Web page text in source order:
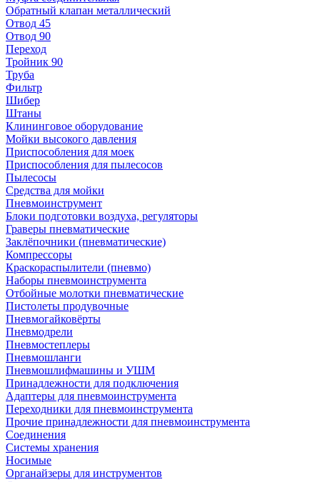
Обратный клапан металлический
Отвод 45
Отвод 90
Переход
Тройник 90
Труба
Фильтр
Шибер
Штаны
Клининговое оборудование
Мойки высокого давления
Приспособления для моек
Приспособления для пылесосов
Пылесосы
Средства для мойки
Пневмоинструмент
Блоки подготовки воздуха, регуляторы
Граверы пневматические
Заклёпочники (пневматические)
Компрессоры
Краскораспылители (пневмо)
Наборы пневмоинструмента
Отбойные молотки пневматические
Пистолеты продувочные
Пневмогайковёрты
Пневмодрели
Пневмостеплеры
Пневмошланги
Пневмошлифмашины и УШМ
Принадлежности для подключения
Адаптеры для пневмоинструмента
Переходники для пневмоинструмента
Прочие принадлежности для пневмоинструмента
Соединения
Системы хранения
Носимые
Органайзеры для инструментов